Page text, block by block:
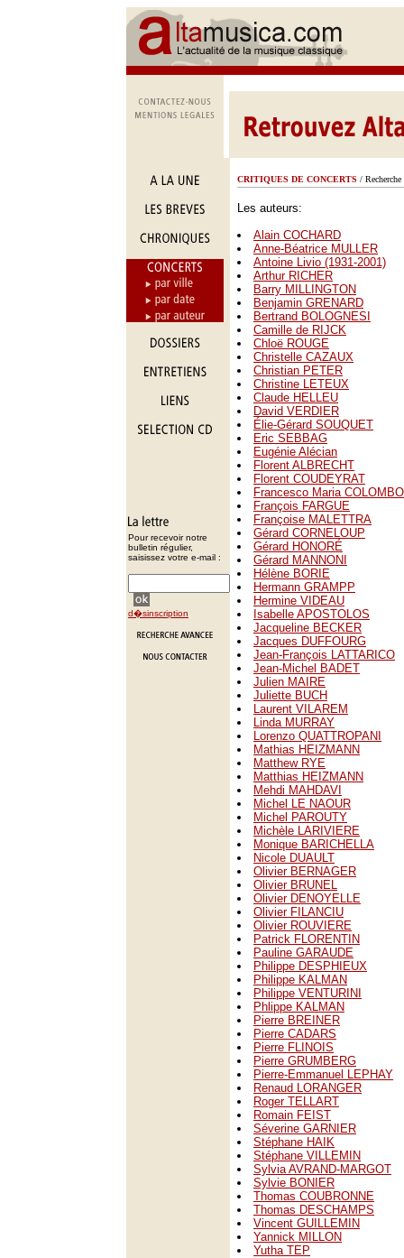
Pour recevoir notre
bulletin régulier,
saisissez votre e-mail :
d�sinscription
CRITIQUES DE CONCERTS / Recherche
Les auteurs:
Alain COCHARD
Anne-Béatrice MULLER
Antoine Livio (1931-2001)
Arthur RICHER
Barry MILLINGTON
Benjamin GRENARD
Bertrand BOLOGNESI
Camille de RIJCK
Chloë ROUGE
Christelle CAZAUX
Christian PETER
Christine LETEUX
Claude HELLEU
David VERDIER
Élie-Gérard SOUQUET
Eric SEBBAG
Eugénie Alécian
Florent ALBRECHT
Florent COUDEYRAT
Francesco Maria COLOMBO
François FARGUE
Françoise MALETTRA
Gérard CORNELOUP
Gérard HONORÉ
Gérard MANNONI
Hélène BORIE
Hermann GRAMPP
Hermine VIDEAU
Isabelle APOSTOLOS
Jacqueline BECKER
Jacques DUFFOURG
Jean-François LATTARICO
Jean-Michel BADET
Julien MAIRE
Juliette BUCH
Laurent VILAREM
Linda MURRAY
Lorenzo QUATTROPANI
Mathias HEIZMANN
Matthew RYE
Matthias HEIZMANN
Mehdi MAHDAVI
Michel LE NAOUR
Michel PAROUTY
Michèle LARIVIERE
Monique BARICHELLA
Nicole DUAULT
Olivier BERNAGER
Olivier BRUNEL
Olivier DENOYELLE
Olivier FILANCIU
Olivier ROUVIERE
Patrick FLORENTIN
Pauline GARAUDE
Philippe DESPHIEUX
Philippe KALMAN
Philippe VENTURINI
Phlippe KALMAN
Pierre BREINER
Pierre CADARS
Pierre FLINOIS
Pierre GRUMBERG
Pierre-Emmanuel LEPHAY
Renaud LORANGER
Roger TELLART
Romain FEIST
Séverine GARNIER
Stéphane HAIK
Stéphane VILLEMIN
Sylvia AVRAND-MARGOT
Sylvie BONIER
Thomas COUBRONNE
Thomas DESCHAMPS
Vincent GUILLEMIN
Yannick MILLON
Yutha TEP